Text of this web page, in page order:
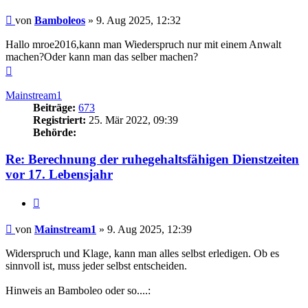
Beitrag
von Bamboleos » 9. Aug 2025, 12:32
Hallo mroe2016,kann man Wiederspruch nur mit einem Anwalt
machen?Oder kann man das selber machen?
Mainstream1
Beiträge: 673
Registriert: 25. Mär 2022, 09:39
Behörde:
Re: Berechnung der ruhegehaltsfähigen Dienstzeiten
vor 17. Lebensjahr
Beitrag
von Mainstream1 » 9. Aug 2025, 12:39
Widerspruch und Klage, kann man alles selbst erledigen. Ob es
sinnvoll ist, muss jeder selbst entscheiden.
Hinweis an Bamboleo oder so....: